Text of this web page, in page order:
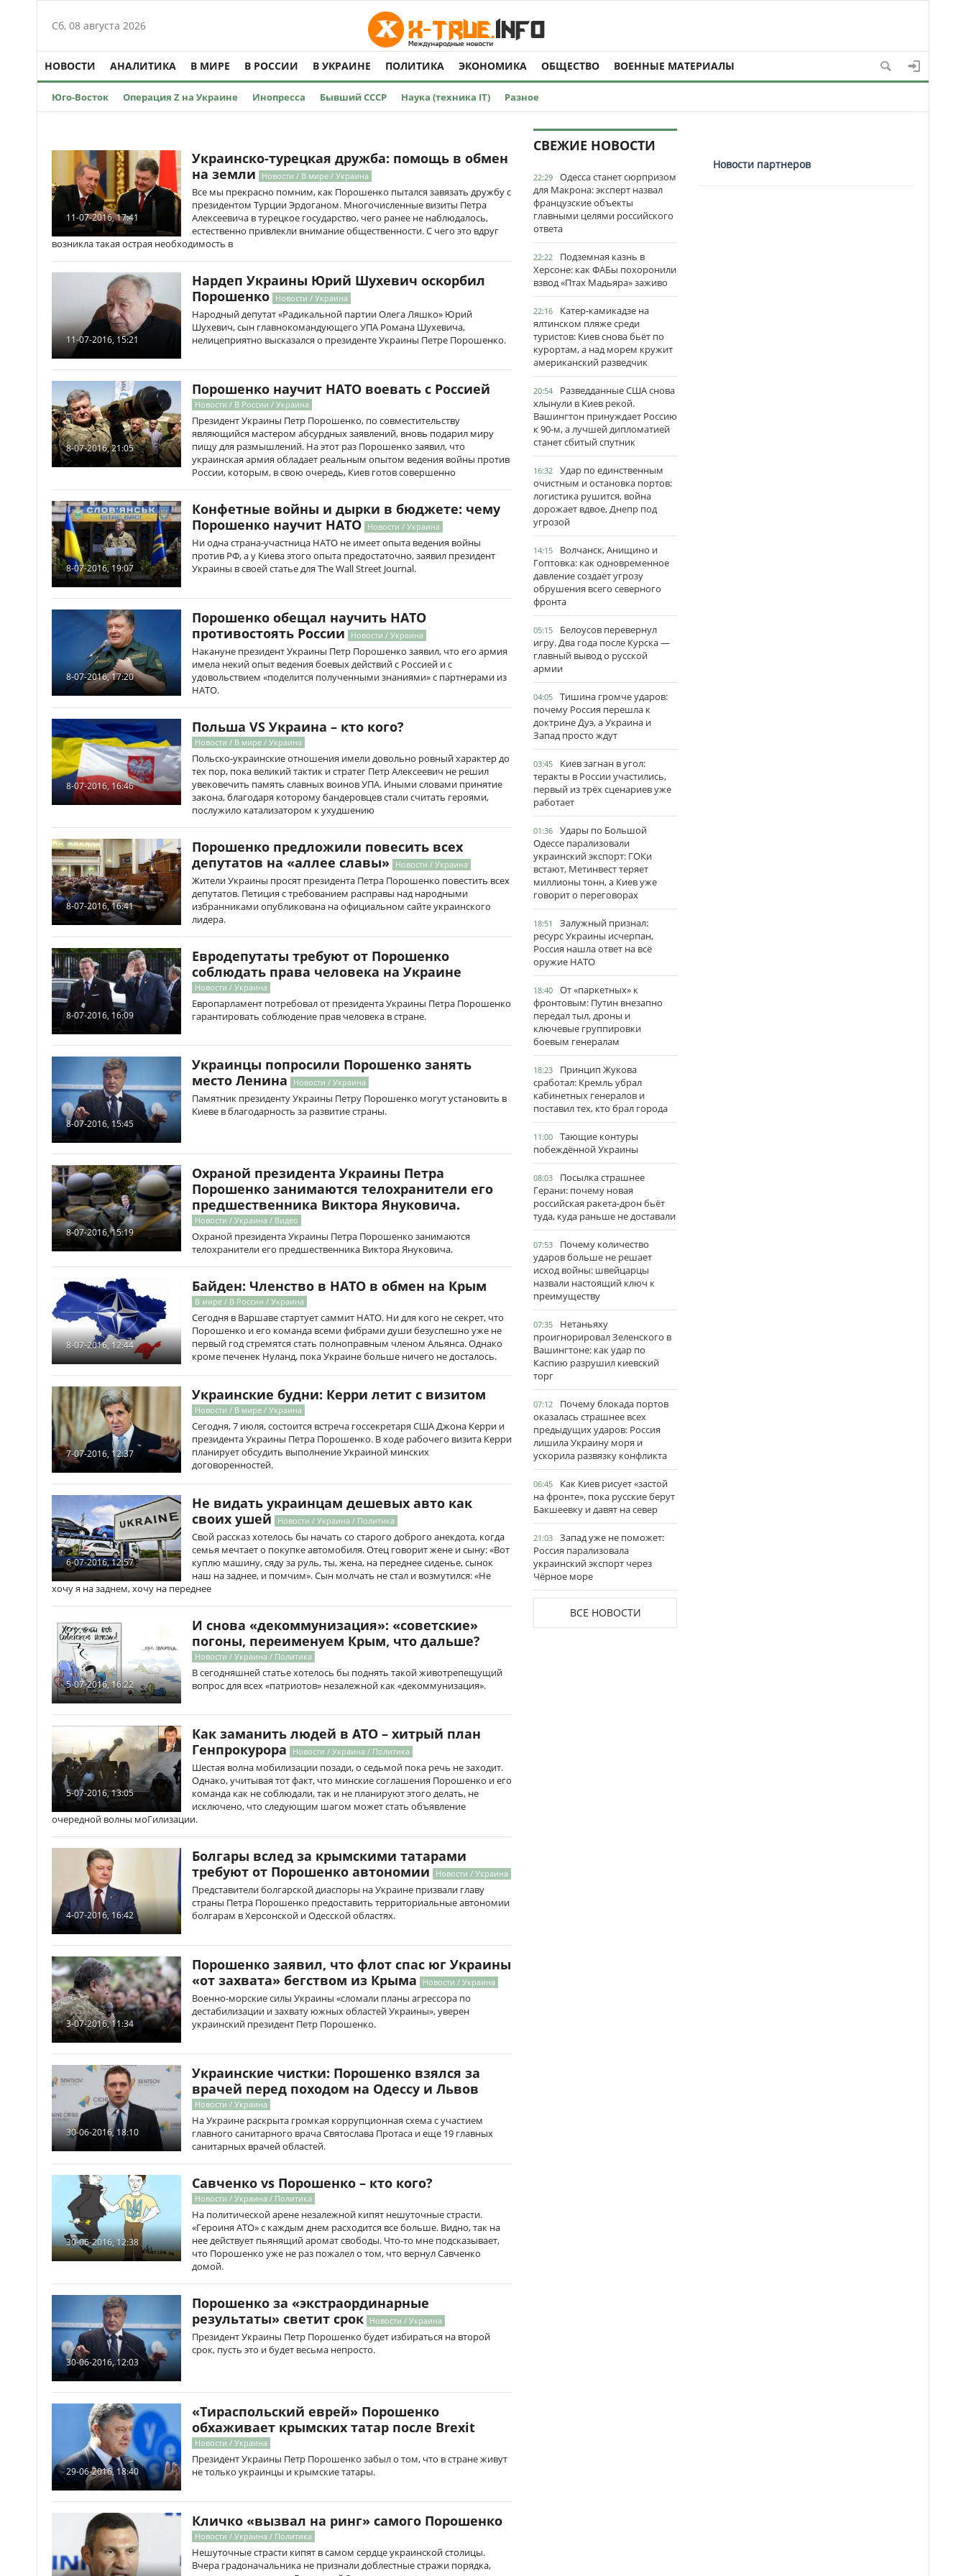
Сб, 08 августа 2026
НОВОСТИ АНАЛИТИКА В МИРЕ В РОССИИ В УКРАИНЕ ПОЛИТИКА ЭКОНОМИКА ОБЩЕСТВО ВОЕННЫЕ МАТЕРИАЛЫ
Юго-Восток Операция Z на Украине Инопресса Бывший СССР Наука (техника IT) Разное
11-07-2016, 17:41
Украинско-турецкая дружба: помощь в обмен
на земли
Новости / В мире / Украина
Все мы прекрасно помним, как Порошенко пытался завязать дружбу с
президентом Турции Эрдоганом. Многочисленные визиты Петра
Алексеевича в турецкое государство, чего ранее не наблюдалось,
естественно привлекли внимание общественности. С чего это вдруг
возникла такая острая необходимость в
11-07-2016, 15:21
Нардеп Украины Юрий Шухевич оскорбил
Порошенко Новости / Украина
Народный депутат «Радикальной партии Олега Ляшко» Юрий
Шухевич, сын главнокомандующего УПА Романа Шухевича,
нелицеприятно высказался о президенте Украины Петре Порошенко.
8-07-2016, 21:05
Порошенко научит НАТО воевать с Россией
Новости / В России / Украина
Президент Украины Петр Порошенко, по совместительству
являющийся мастером абсурдных заявлений, вновь подарил миру
пищу для размышлений. На этот раз Порошенко заявил, что
украинская армия обладает реальным опытом ведения войны против
России, которым, в свою очередь, Киев готов совершенно
8-07-2016, 19:07
Конфетные войны и дырки в бюджете: чему
Порошенко научит НАТО Новости / Украина
Ни одна страна-участница НАТО не имеет опыта ведения войны
против РФ, а у Киева этого опыта предостаточно, заявил президент
Украины в своей статье для The Wall Street Journal.
8-07-2016, 17:20
Порошенко обещал научить НАТО
противостоять России
Новости / Украина
Накануне президент Украины Петр Порошенко заявил, что его армия
имела некий опыт ведения боевых действий с Россией и с
удовольствием «поделится полученными знаниями» с партнерами из
НАТО.
8-07-2016, 16:46
Польша VS Украина – кто кого?
Новости / В мире / Украина
Польско-украинские отношения имели довольно ровный характер до
тех пор, пока великий тактик и стратег Петр Алексеевич не решил
увековечить память славных воинов УПА. Иными словами принятие
закона, благодаря которому бандеровцев стали считать героями,
послужило катализатором к ухудшению
8-07-2016, 16:41
Порошенко предложили повесить всех
депутатов на «аллее славы» Новости / Украина
Жители Украины просят президента Петра Порошенко повестить всех
депутатов. Петиция с требованием расправы над народными
избранниками опубликована на официальном сайте украинского
лидера.
8-07-2016, 16:09
Евродепутаты требуют от Порошенко
соблюдать права человека на Украине
Новости / Украина
Европарламент потребовал от президента Украины Петра Порошенко
гарантировать соблюдение прав человека в стране.
8-07-2016, 15:45
Украинцы попросили Порошенко занять
место Ленина
Новости / Украина
Памятник президенту Украины Петру Порошенко могут установить в
Киеве в благодарность за развитие страны.
8-07-2016, 15:19
Охраной президента Украины Петра
Порошенко занимаются телохранители его
предшественника Виктора Януковича.
Новости / Украина / Видео
Охраной президента Украины Петра Порошенко занимаются
телохранители его предшественника Виктора Януковича.
8-07-2016, 12:44
Байден: Членство в НАТО в обмен на Крым
В мире / В России / Украина
Сегодня в Варшаве стартует саммит НАТО. Ни для кого не секрет, что
Порошенко и его команда всеми фибрами души безуспешно уже не
первый год стремятся стать полноправным членом Альянса. Однако
кроме печенек Нуланд, пока Украине больше ничего не досталось.
7-07-2016, 12:37
Украинские будни: Керри летит с визитом
Новости / В мире / Украина
Сегодня, 7 июля, состоится встреча госсекретаря США Джона Керри и
президента Украины Петра Порошенко. В ходе рабочего визита Керри
планирует обсудить выполнение Украиной минских
договоренностей.
6-07-2016, 12:57
Не видать украинцам дешевых авто как
своих ушей
Новости / Украина / Политика
Свой рассказ хотелось бы начать со старого доброго анекдота, когда
семья мечтает о покупке автомобиля. Отец говорит жене и сыну: «Вот
куплю машину, сяду за руль, ты, жена, на переднее сиденье, сынок
наш на заднее, и помчим». Сын молчать не стал и возмутился: «Не
хочу я на заднем, хочу на переднее
5-07-2016, 16:22
И снова «декоммунизация»: «советские»
погоны, переименуем Крым, что дальше?
Новости / Украина / Политика
В сегодняшней статье хотелось бы поднять такой животрепещущий
вопрос для всех «патриотов» незалежной как «декоммунизация».
5-07-2016, 13:05
Как заманить людей в АТО – хитрый план
Генпрокурора
Новости / Украина / Политика
Шестая волна мобилизации позади, о седьмой пока речь не заходит.
Однако, учитывая тот факт, что минские соглашения Порошенко и его
команда как не соблюдали, так и не планируют этого делать, не
исключено, что следующим шагом может стать объявление
очередной волны моГилизации.
4-07-2016, 16:42
Болгары вслед за крымскими татарами
требуют от Порошенко автономии
Новости / Украина
Представители болгарской диаспоры на Украине призвали главу
страны Петра Порошенко предоставить территориальные автономии
болгарам в Херсонской и Одесской областях.
3-07-2016, 11:34
Порошенко заявил, что флот спас юг Украины
«от захвата» бегством из Крыма
Новости / Украина
Военно-морские силы Украины «сломали планы агрессора по
дестабилизации и захвату южных областей Украины», уверен
украинский президент Петр Порошенко.
30-06-2016, 18:10
Украинские чистки: Порошенко взялся за
врачей перед походом на Одессу и Львов
Новости / Украина
На Украине раскрыта громкая коррупционная схема с участием
главного санитарного врача Святослава Протаса и еще 19 главных
санитарных врачей областей.
30-06-2016, 12:38
Савченко vs Порошенко – кто кого?
Новости / Украина / Политика
На политической арене незалежной кипят нешуточные страсти.
«Героиня АТО» с каждым днем расходится все больше. Видно, так на
нее действует пьянящий аромат свободы. Что-то мне подсказывает,
что Порошенко уже не раз пожалел о том, что вернул Савченко
домой.
30-06-2016, 12:03
Порошенко за «экстраординарные
результаты» светит срок Новости / Украина
Президент Украины Петр Порошенко будет избираться на второй
срок, пусть это и будет весьма непросто.
29-06-2016, 18:40
«Тираспольский еврей» Порошенко
обхаживает крымских татар после Brexit
Новости / Украина
Президент Украины Петр Порошенко забыл о том, что в стране живут
не только украинцы и крымские татары.
Кличко «вызвал на ринг» самого Порошенко
Новости / Украина / Политика
Нешуточные страсти кипят в самом сердце украинской столицы.
Вчера градоначальника не признали доблестные стражи порядка,
СВЕЖИЕ НОВОСТИ
22:29
Одесса станет сюрпризом
для Макрона: эксперт назвал
французские объекты
главными целями российского
ответа
22:22
Подземная казнь в
Херсоне: как ФАБы похоронили
взвод «Птах Мадьяра» заживо
22:16
Катер-камикадзе на
ялтинском пляже среди
туристов: Киев снова бьёт по
курортам, а над морем кружит
американский разведчик
20:54
Разведданные США снова
хлынули в Киев рекой.
Вашингтон принуждает Россию
к 90-м, а лучшей дипломатией
станет сбитый спутник
16:32
Удар по единственным
очистным и остановка портов:
логистика рушится, война
дорожает вдвое, Днепр под
угрозой
14:15
Волчанск, Анищино и
Гоптовка: как одновременное
давление создаёт угрозу
обрушения всего северного
фронта
05:15
Белоусов перевернул
игру. Два года после Курска —
главный вывод о русской
армии
04:05
Тишина громче ударов:
почему Россия перешла к
доктрине Дуэ, а Украина и
Запад просто ждут
03:45
Киев загнан в угол:
теракты в России участились,
первый из трёх сценариев уже
работает
01:36
Удары по Большой
Одессе парализовали
украинский экспорт: ГОКи
встают, Метинвест теряет
миллионы тонн, а Киев уже
говорит о переговорах
18:51
Залужный признал:
ресурс Украины исчерпан,
Россия нашла ответ на всё
оружие НАТО
18:40
От «паркетных» к
фронтовым: Путин внезапно
передал тыл, дроны и
ключевые группировки
боевым генералам
18:23
Принцип Жукова
сработал: Кремль убрал
кабинетных генералов и
поставил тех, кто брал города
11:00
Тающие контуры
побеждённой Украины
08:03
Посылка страшнее
Герани: почему новая
российская ракета-дрон бьёт
туда, куда раньше не доставали
07:53
Почему количество
ударов больше не решает
исход войны: швейцарцы
назвали настоящий ключ к
преимуществу
07:35
Нетаньяху
проигнорировал Зеленского в
Вашингтоне: как удар по
Каспию разрушил киевский
торг
07:12
Почему блокада портов
оказалась страшнее всех
предыдущих ударов: Россия
лишила Украину моря и
ускорила развязку конфликта
06:45
Как Киев рисует «застой
на фронте», пока русские берут
Бакшеевку и давят на север
21:03
Запад уже не поможет:
Россия парализовала
украинский экспорт через
Чёрное море
ВСЕ НОВОСТИ
Новости партнеров